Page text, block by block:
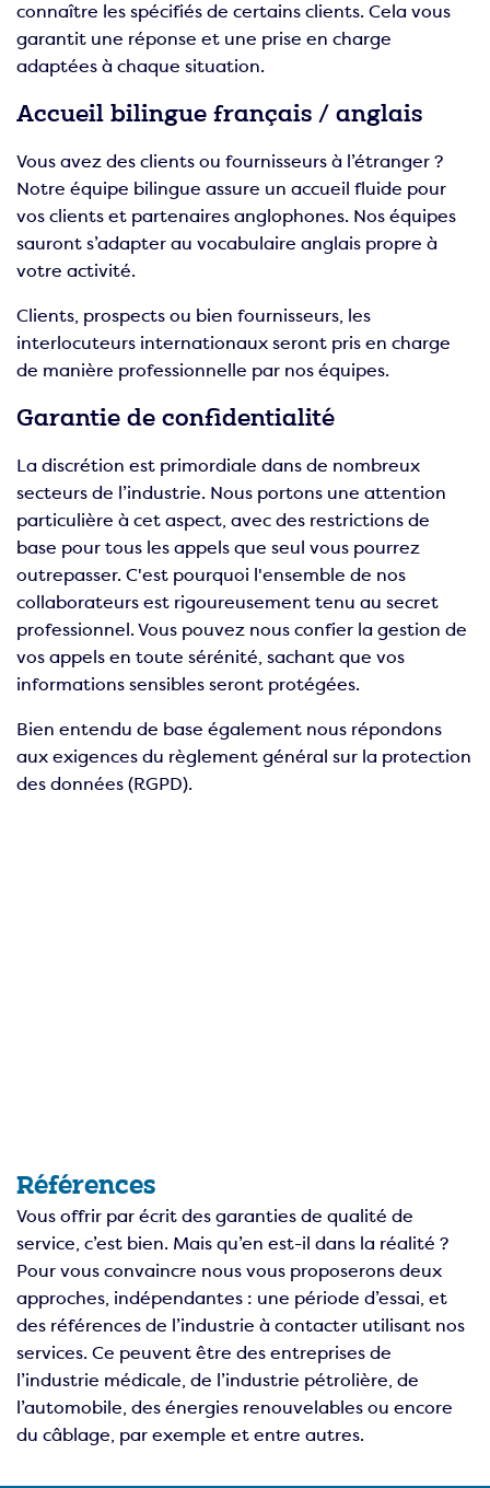
connaître les spécifiés de certains clients. Cela vous
garantit une réponse et une prise en charge
adaptées à chaque situation.
Accueil bilingue français / anglais
Vous avez des clients ou fournisseurs à l’étranger ?
Notre équipe bilingue assure un accueil fluide pour
vos clients et partenaires anglophones. Nos équipes
sauront s’adapter au vocabulaire anglais propre à
votre activité.
Clients, prospects ou bien fournisseurs, les
interlocuteurs internationaux seront pris en charge
de manière professionnelle par nos équipes.
Garantie de confidentialité
La discrétion est primordiale dans de nombreux
secteurs de l’industrie. Nous portons une attention
particulière à cet aspect, avec des restrictions de
base pour tous les appels que seul vous pourrez
outrepasser. C'est pourquoi l'ensemble de nos
collaborateurs est rigoureusement tenu au secret
professionnel. Vous pouvez nous confier la gestion de
vos appels en toute sérénité, sachant que vos
informations sensibles seront protégées.
Bien entendu de base également nous répondons
aux exigences du règlement général sur la protection
des données (RGPD).
Références
Vous offrir par écrit des garanties de qualité de
service, c’est bien. Mais qu’en est-il dans la réalité ?
Pour vous convaincre nous vous proposerons deux
approches, indépendantes : une période d’essai, et
des références de l’industrie à contacter utilisant nos
services. Ce peuvent être des entreprises de
l’industrie médicale, de l’industrie pétrolière, de
l’automobile, des énergies renouvelables ou encore
du câblage, par exemple et entre autres.